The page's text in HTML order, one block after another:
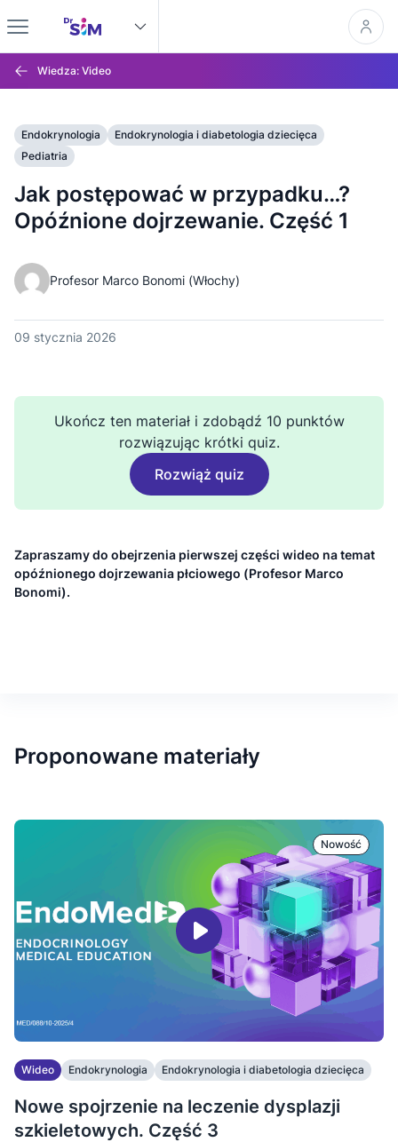
Wiedza: Video
Endokrynologia
Endokrynologia i diabetologia dziecięca
Pediatria
Jak postępować w przypadku…?
Opóźnione dojrzewanie. Część 1
Profesor Marco Bonomi (Włochy)
09 stycznia 2026
Ukończ ten materiał i zdobądź 10 punktów
rozwiązując krótki quiz.
Rozwiąż quiz
Zapraszamy do obejrzenia pierwszej części wideo na temat
opóźnionego dojrzewania płciowego (Profesor Marco
Bonomi).
Proponowane materiały
Nowość
Wideo Endokrynologia
Endokrynologia i diabetologia dziecięca
Nowe spojrzenie na leczenie dysplazji
szkieletowych. Część 3